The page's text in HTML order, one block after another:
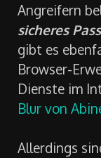
sogenannten
Angreifern
sicheres
gibt es
Browser-
Dienste im